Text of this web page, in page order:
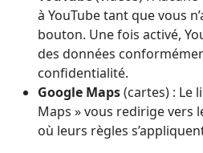
à YouTube tant que vous
bouton. Une fois activé,
des données
confidentialité.
Google Maps(cartes) : Le
Maps » vous redirige vers
où leurs règles